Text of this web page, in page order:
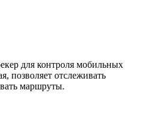
для контроля мобильных
позволяет отслеживать
маршруты.